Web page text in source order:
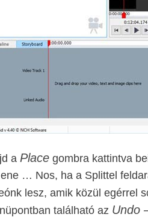
a Place gombra kattintva
… Nos, ha a Splittel
lesz, amik közül egérrel
található az Undo